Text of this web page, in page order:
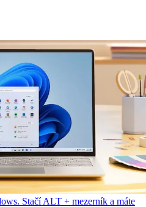
Stačí ALT + mezerník a máte